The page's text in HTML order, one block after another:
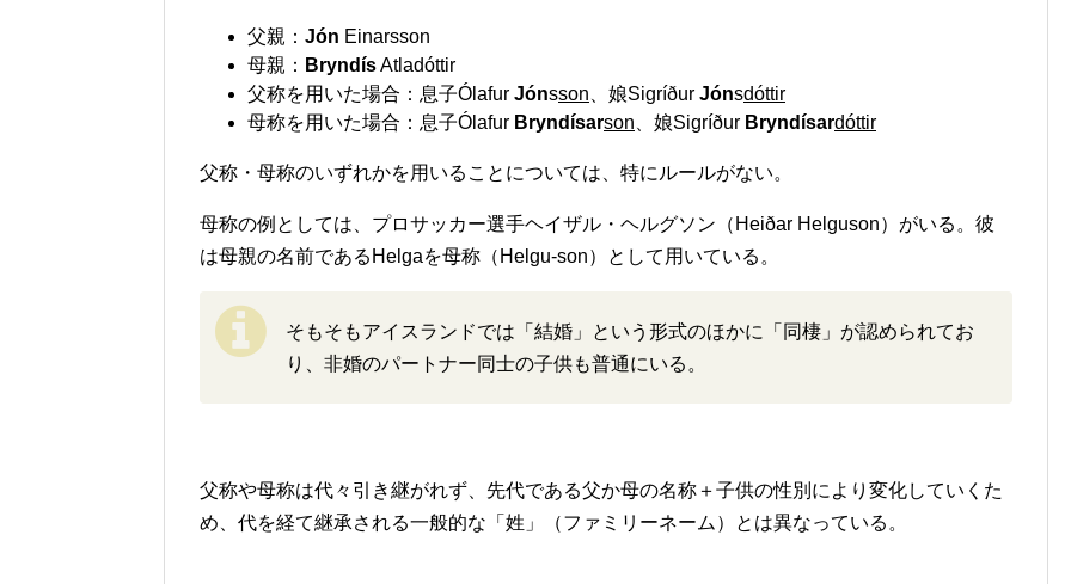
父親： Jón Einarsson
母親： BryndísAtladóttir
父称を用いた場合：息子Ólafur Jónsson 、娘Sigríður Jónsdóttir
母称を用いた場合：息子Ólafur Bryndísarson 、娘Sigríður Bryndísardóttir
父称・母称のいずれかを用いることについては、特にルールがない。
母称の例としては、プロサッカー選手ヘイザル・ヘルグソン（Heiðar Helguson）がいる。彼
は母親の名前であるHelgaを母称（Helgu-son）として用いている。
そもそもアイスランドでは「結婚」という形式のほかに「同棲」が認められてお
り、非婚のパートナー同士の子供も普通にいる。
父称や母称は代々引き継がれず、先代である父か母の名称＋子供の性別により変化していくた
め、代を経て継承される一般的な「姓」（ファミリーネーム）とは異なっている。